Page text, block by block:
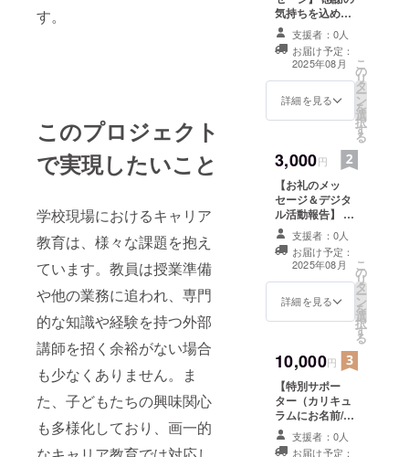
す。
このプロジェクト
で実現したいこと
学校現場におけるキャリア
教育は、様々な課題を抱え
ています。教員は授業準備
や他の業務に追われ、専門
的な知識や経験を持つ外部
講師を招く余裕がない場合
も少なくありません。ま
た、子どもたちの興味関心
も多様化しており、画一的
長も務めて
います。こ
こでは、学
生たちが秘
める無限の
成支援に尽
力してきま
した。彼ら
が社会で活
躍できるよ
う、単なる
技術指導に
留まらず、
サポートを
日々行って
います。
インター
気持ちを込め
て、お礼のメッ
セージをお送り
します。
支援者：0人
お届け予定：
2025年08月
詳細を見る
こ
の
リ
タ
ー
ン
を
選
択
す
る
3,000円
【お礼のメッ
セージ＆デジタ
ル活動報告】 ・
感謝の気持ちを
込めて、お礼の
メッセージをお
送りします。 ・
カリキュラムの
実施内容を活動
支援者：0人
お届け予定：
2025年08月
詳細を見る
こ
の
リ
タ
ー
ン
を
選
択
す
る
10,000円
【特別サポー
ター（カリキュ
ラムにお名前/
メッセージ掲
載）】 ・プロ
支援者：0人
お届け予定：